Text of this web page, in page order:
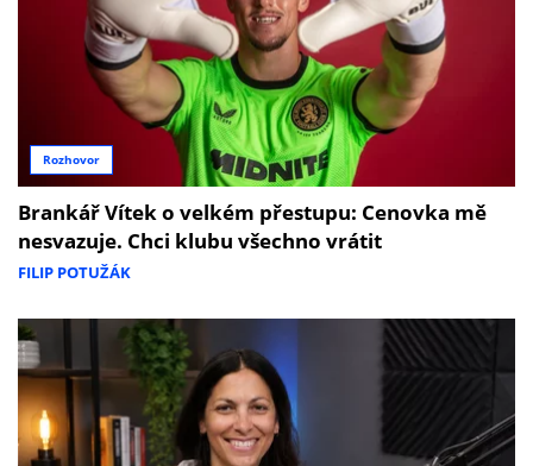
Rozhovor
Brankář Vítek o velkém přestupu: Cenovka mě
nesvazuje. Chci klubu všechno vrátit
FILIP POTUŽÁK